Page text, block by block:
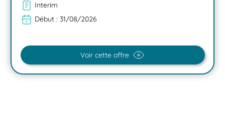
Interim
Début : 31/08/2026
Voir cette offre